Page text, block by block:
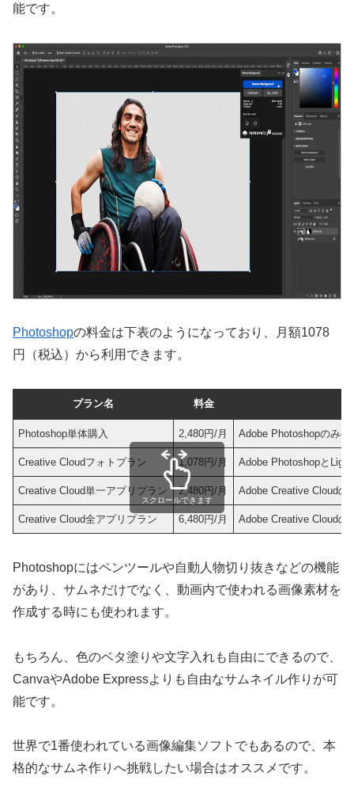
能です。
Photoshopの料金は下表のようになっており、月額1078
円（税込）から利用できます。
プラン名 料金
Photoshop単体購入 2,480円/月 Adobe Photoshopのみの
Creative Cloudフォトプラン 1,078円/月 Adobe Photoshopと
Creative Cloud単一アプリプラン 2,480円/月 Adobe Creative Cloudの
Creative Cloud全アプリプラン 6,480円/月 Adobe Creative Cloudの
スクロールできます
Photoshopには​ペンツールや自動人物切り抜きなどの機能
があり、サムネだけでなく、動画内で使われる画像素材を
作成する時にも使われます。
もちろん、色のベタ塗りや文字入れも自由にできるので、
CanvaやAdobe Expressよりも自由なサムネイル作りが可
能です。
世界で1番使われている画像編集ソフトでもあるので、本
格的なサムネ作りへ挑戦したい場合はオススメです。